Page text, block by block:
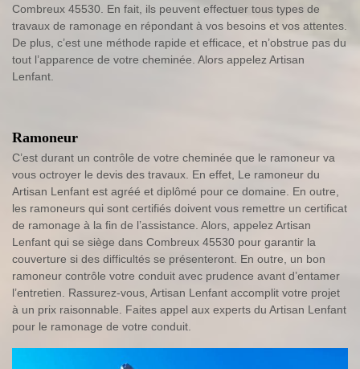
Combreux 45530. En fait, ils peuvent effectuer tous types de
travaux de ramonage en répondant à vos besoins et vos attentes.
De plus, c’est une méthode rapide et efficace, et n’obstrue pas du
tout l’apparence de votre cheminée. Alors appelez Artisan
Lenfant.
Ramoneur
C’est durant un contrôle de votre cheminée que le ramoneur va
vous octroyer le devis des travaux. En effet, Le ramoneur du
Artisan Lenfant est agréé et diplômé pour ce domaine. En outre,
les ramoneurs qui sont certifiés doivent vous remettre un certificat
de ramonage à la fin de l’assistance. Alors, appelez Artisan
Lenfant qui se siège dans Combreux 45530 pour garantir la
couverture si des difficultés se présenteront. En outre, un bon
ramoneur contrôle votre conduit avec prudence avant d’entamer
l’entretien. Rassurez-vous, Artisan Lenfant accomplit votre projet
à un prix raisonnable. Faites appel aux experts du Artisan Lenfant
pour le ramonage de votre conduit.